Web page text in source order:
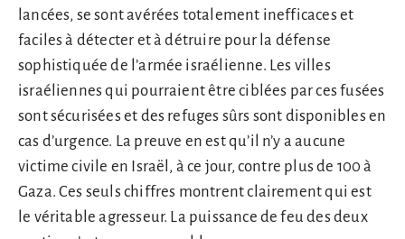
lancées, se sont avérées totalement inefficaces et
faciles à détecter et à détruire pour la défense
sophistiquée de l’armée israélienne. Les villes
israéliennes qui pourraient être ciblées par ces fusées
sont sécurisées et des refuges sûrs sont disponibles en
cas d’urgence. La preuve en est qu’il n’y a aucune
victime civile en Israël, à ce jour, contre plus de 100 à
Gaza. Ces seuls chiffres montrent clairement qui est
le véritable agresseur. La puissance de feu des deux